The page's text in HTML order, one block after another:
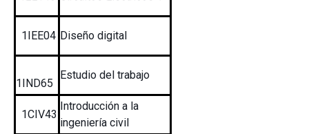
1IEE04 Diseño digital
1IND65
Estudio del trabajo
1CIV43
Introducción a la
ingeniería civil